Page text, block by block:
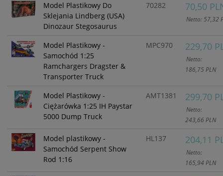
Model Plastikowy Do
Sklejania Lindberg (USA)
Dinozaur Stegosaurus
70282 70,50
Netto: 57,32
Model Plastikowy -
Samochód 1:25
Ramchargers Dragster &
Transporter Truck
MPC970 229,70
Netto:
186,75 PLN
Model Plastikowy -
Ciężarówka 1:25 IH Paystar
5000 Dump Truck
AMT1381 299,70
Netto:
243,66 PLN
Model plastikowy -
Samochód Serpent Show
Rod 1:16
HL137 204,11
Netto:
165,94 PLN